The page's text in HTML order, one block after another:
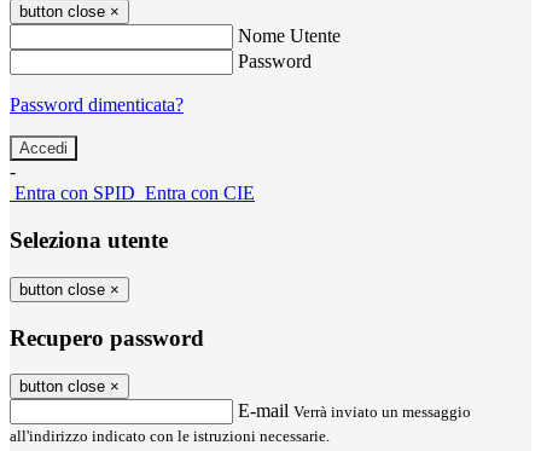
button close ×
Nome Utente
Password
Password dimenticata?
-
Entra con SPID Entra con CIE
Seleziona utente
button close ×
Recupero password
button close ×
E-mail Verrà inviato un messaggio
all'indirizzo indicato con le istruzioni necessarie.